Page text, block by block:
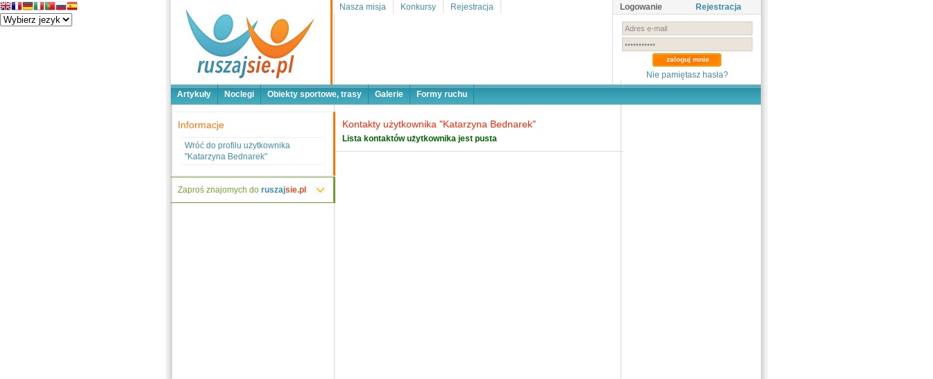
Nasza misja Konkursy Rejestracja Logowanie Rejestracja
Nie pamiętasz hasła?
Artykuły
Noclegi Obiekty sportowe, trasy Galerie Formy ruchu
Informacje
Wróć do profilu użytkownika
"Katarzyna Bednarek"
Zaproś znajomych do ruszajsie.pl
Kontakty użytkownika "Katarzyna Bednarek"
Lista kontaktów użytkownika jest pusta